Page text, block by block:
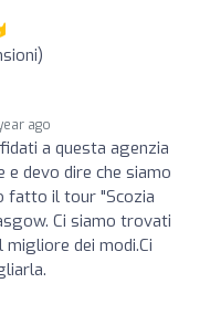
ago
a questa agenzia
e devo dire che siamo
fatto il tour "Scozia
Ci siamo trovati
dei modi.Ci